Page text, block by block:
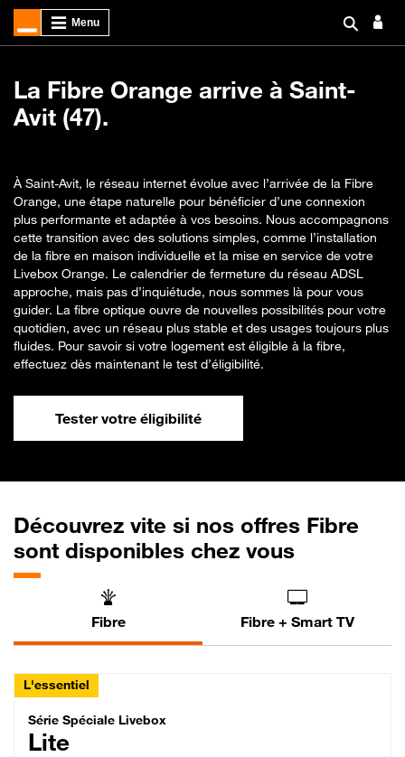
La Fibre Orange arrive à Saint-
Avit (47).
À Saint-Avit, le réseau internet évolue avec l’arrivée de la Fibre
Orange, une étape naturelle pour bénéficier d’une connexion
plus performante et adaptée à vos besoins. Nous accompagnons
cette transition avec des solutions simples, comme l’installation
de la fibre en maison individuelle et la mise en service de votre
Livebox Orange. Le calendrier de fermeture du réseau ADSL
approche, mais pas d’inquiétude, nous sommes là pour vous
guider. La fibre optique ouvre de nouvelles possibilités pour votre
quotidien, avec un réseau plus stable et des usages toujours plus
fluides. Pour savoir si votre logement est éligible à la fibre,
effectuez dès maintenant le test d’éligibilité.
Tester votre éligibilité
Découvrez vite si nos offres Fibre
sont disponibles chez vous
Fibre Fibre + Smart TV
L'essentiel
Série Spéciale Livebox Lite Fibre
Série Spéciale Livebox
Lite